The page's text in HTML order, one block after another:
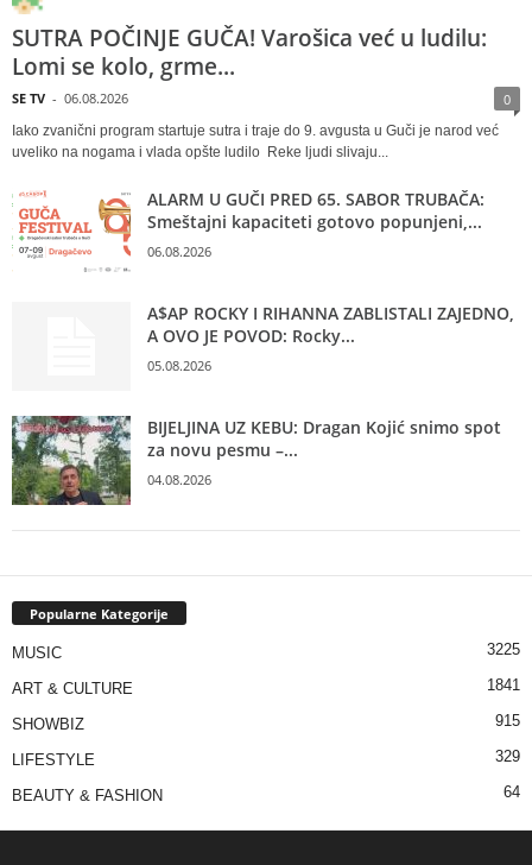
SUTRA POČINJE GUČA! Varošica već u ludilu:
Lomi se kolo, grme...
SE TV - 06.08.2026 0
Iako zvanični program startuje sutra i traje do 9. avgusta u Guči je narod već
uveliko na nogama i vlada opšte ludilo Reke ljudi slivaju...
ALARM U GUČI PRED 65. SABOR TRUBAČA:
Smeštajni kapaciteti gotovo popunjeni,...
06.08.2026
A$AP ROCKY I RIHANNA ZABLISTALI ZAJEDNO,
A OVO JE POVOD: Rocky...
05.08.2026
BIJELJINA UZ KEBU: Dragan Kojić snimo spot
za novu pesmu –...
04.08.2026
Popularne Kategorije
MUSIC 3225
ART & CULTURE 1841
SHOWBIZ 915
LIFESTYLE 329
BEAUTY & FASHION 64